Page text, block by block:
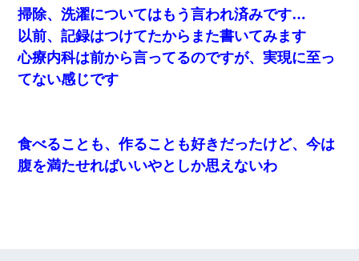
掃除、洗濯についてはもう言われ済みです…
以前、記録はつけてたからまた書いてみます
心療内科は前から言ってるのですが、実現に至っ
てない感じです
食べることも、作ることも好きだったけど、今は
腹を満たせればいいやとしか思えないわ